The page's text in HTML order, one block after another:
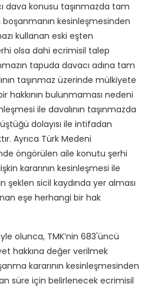
taşınmazda tam
kesinleşmesinden
kullanan eski eşten
olsa dahi ecrimisil talep
tapuda davacı adına tam
taşınmaz üzerinde mülkiyete
hakkının bulunmaması nedeni
ile davalının taşınmazda
dolayısı ile intifadan
Ayrıca Türk Medeni
öngörülen aile konutu şerhi
kararının kesinleşmesi ile
şeklen sicil kaydında yer alması
eşe herhangi bir hak
TMK’nin 683'üncü
hakkına değer verilmek
kararının kesinleşmesinden
süre için belirlenecek ecrimisil